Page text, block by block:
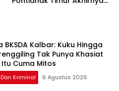
BKSDA Kalbar: Kuku Hingga
Tak Punya Khasiat
Itu Cuma Mitos
Kriminal 6 Agustus 2026